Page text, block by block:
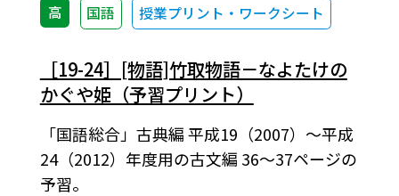
高 国語 授業プリント・ワークシート
［19-24］[物語]竹取物語－なよたけの
かぐや姫（予習プリント）
「国語総合」古典編 平成19（2007）～平成
24（2012）年度用の古文編 36～37ページの
予習。